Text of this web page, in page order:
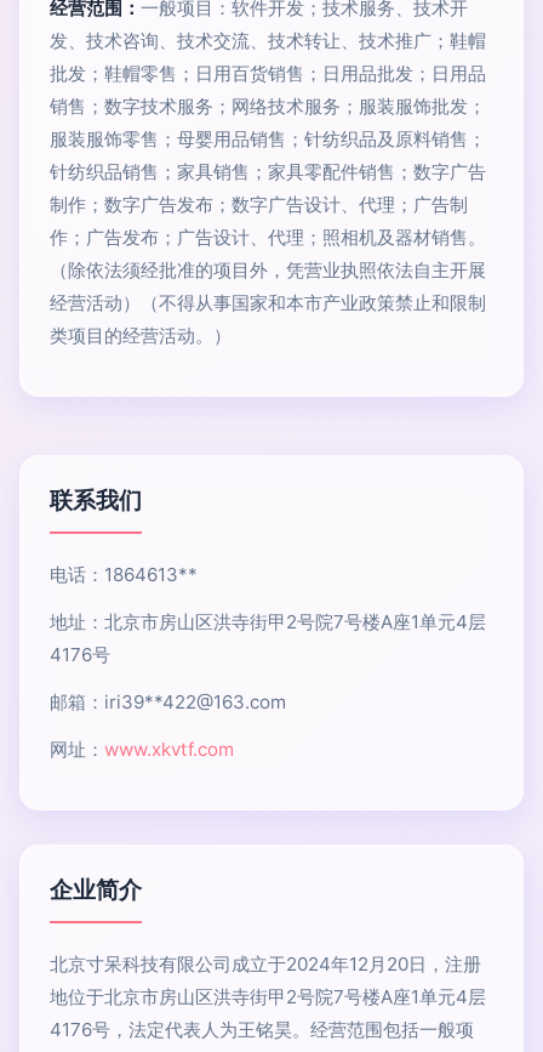
经营范围： 一般项目：软件开发；技术服务、技术开
发、技术咨询、技术交流、技术转让、技术推广；鞋帽
批发；鞋帽零售；日用百货销售；日用品批发；日用品
销售；数字技术服务；网络技术服务；服装服饰批发；
服装服饰零售；母婴用品销售；针纺织品及原料销售；
针纺织品销售；家具销售；家具零配件销售；数字广告
制作；数字广告发布；数字广告设计、代理；广告制
作；广告发布；广告设计、代理；照相机及器材销售。
（除依法须经批准的项目外，凭营业执照依法自主开展
经营活动）（不得从事国家和本市产业政策禁止和限制
类项目的经营活动。）
联系我们
电话：1864613**
地址：北京市房山区洪寺街甲2号院7号楼A座1单元4层
4176号
邮箱：iri39**422@163.com
网址： www.xkvtf.com
企业简介
北京寸呆科技有限公司成立于2024年12月20日，注册
地位于北京市房山区洪寺街甲2号院7号楼A座1单元4层
4176号，法定代表人为王铭昊。经营范围包括一般项